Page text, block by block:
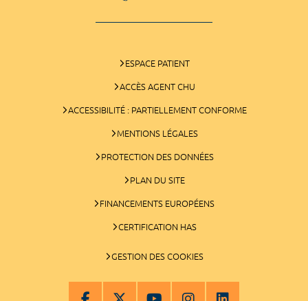
ESPACE PATIENT
ACCÈS AGENT CHU
ACCESSIBILITÉ : PARTIELLEMENT CONFORME
MENTIONS LÉGALES
PROTECTION DES DONNÉES
PLAN DU SITE
FINANCEMENTS EUROPÉENS
CERTIFICATION HAS
GESTION DES COOKIES